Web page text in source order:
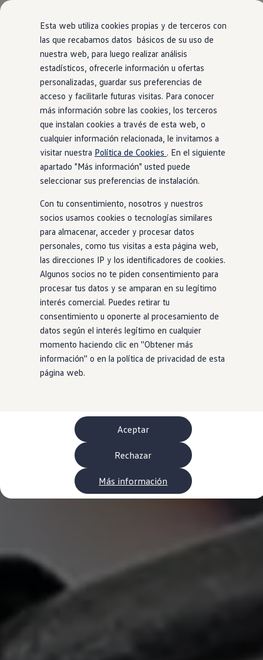
Esta web utiliza cookies propias y de terceros con
las que recabamos datos básicos de su uso de
nuestra web, para luego realizar análisis
estadísticos, ofrecerle información u ofertas
personalizadas, guardar sus preferencias de
acceso y facilitarle futuras visitas. Para conocer
más información sobre las cookies, los terceros
que instalan cookies a través de esta web, o
cualquier información relacionada, le invitamos a
visitar nuestra Política de Cookies . En el siguiente
apartado "Más información" usted puede
seleccionar sus preferencias de instalación.
Con tu consentimiento, nosotros y nuestros
socios usamos cookies o tecnologías similares
para almacenar, acceder y procesar datos
personales, como tus visitas a esta página web,
las direcciones IP y los identificadores de cookies.
Algunos socios no te piden consentimiento para
procesar tus datos y se amparan en su legítimo
interés comercial. Puedes retirar tu
consentimiento u oponerte al procesamiento de
datos según el interés legítimo en cualquier
momento haciendo clic en ''Obtener más
información'' o en la política de privacidad de esta
página web.
Aceptar
Rechazar
Más información
Ir
directamente
al contenido
Ir
directamente
al pie de
página
Nuevo ID. Polo: El eléctrico para todos
Nuevo ID. Cross 100% eléctrico
Modelos 7 plazas
Descubre el nuevo Golf GTI 50 Aniversario
Gama Deportiva
Gama SUV de Volkswagen
Ofertas y promociones
Precios Especiales
Renueva tu Volkswagen
Trae un amigo a Volkswagen Canarias
Financiación Volkswagen
Volkswagen Flex & Serenity
Renting
Vehículos de ocasión
Concursos Volkswagen
Clientes
Buscador de Concesionarios
Atención al cliente
Accesorios
Guía de mantenimiento
Información Útil
Viajar en coche
WLTP
Aceite y líquidos
EA189
Etiquetado de neumáticos UE - Volkswagen
Reciclaje Volkswagen Canarias
Servicios de mantenimiento
Garantía Volkswagen
Homologaciones y certificados de conformidad
Información sobre el apagón de redes 2G-3G
Recambios
Recambios reconstruidos
Neumáticos
Modelos antiguos
Servicio para vehículos eléctricos
myVolkswagen
Ayuda con aplicaciones y servicios digitales
Navigation Map Update
Extras digitales
Actualizaciones del software, los mapas y las
Buscar servicios para tu modelo
Volkswagen Apps, inicio de sesión y tienda
Movilidad Eléctrica
Vehículos eléctricos disponibles
Vehículos híbridos enchufables
Todo sobre ID.